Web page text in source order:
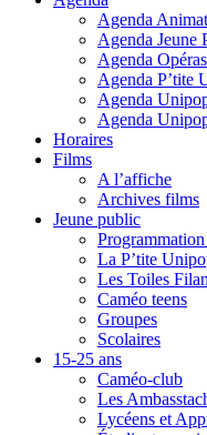
Agenda
Agenda Jeune
Agenda
Agenda P’tite
Agenda
Agenda
Horaires
Films
A l’affiche
Archives films
Jeune public
La P’tite
Les Toiles
Caméo teens
Groupes
Scolaires
15-25 ans
Caméo-club
Les
Lycéens et